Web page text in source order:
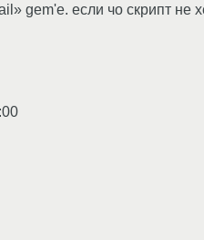
gem'e. если чо скрипт не